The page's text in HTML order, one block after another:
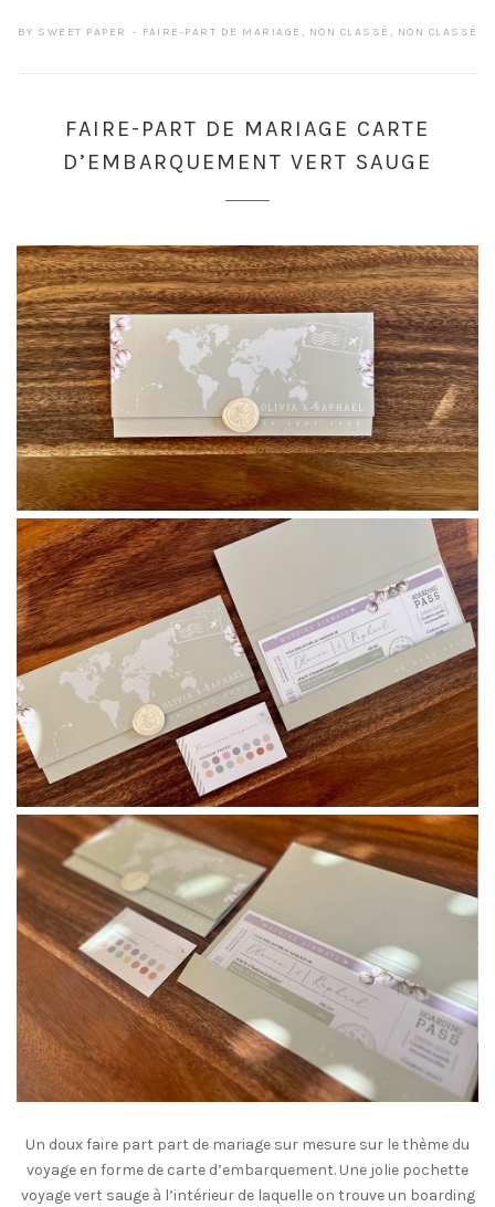
BY SWEET PAPER FAIRE-PART DE MARIAGE , NON CLASSÉ , NON CLASSÉ
FAIRE-PART DE MARIAGE CARTE
D’EMBARQUEMENT VERT SAUGE
Un doux faire part part de mariage sur mesure sur le thème du
voyage en forme de carte d’embarquement. Une jolie pochette
voyage vert sauge à l’intérieur de laquelle on trouve un boarding